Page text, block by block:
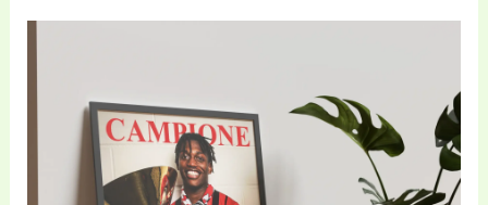
39,10 лв.
through
39,99 €
78,21 лв.